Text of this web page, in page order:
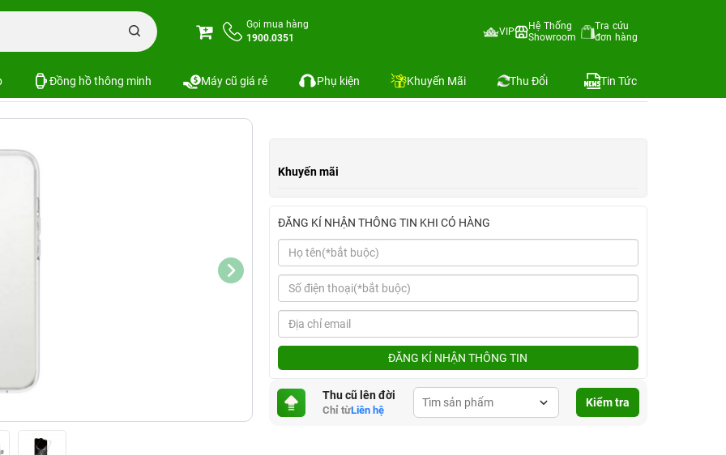
Gọi mua hàng
1900.0351
VIP
Hệ Thống
Showroom
Tra cứu
đơn hàng
Đồng hồ thông minh Máy cũ giá rẻ Phụ kiện Khuyến Mãi Thu Đổi Tin Tức
Combo phụ kiện iPhone 13 Series Combo iPhone 13 Pro Max (Cốc 20W INNOSTYLE+Dán KINGBULL+Ốp MIPOW)
KINGBULL+Ốp MIPOW)
Khuyến mãi
ĐĂNG KÍ NHẬN THÔNG TIN KHI CÓ HÀNG
ĐĂNG KÍ NHẬN THÔNG TIN
Thu cũ lên đời
Chỉ từLiên hệ
Kiểm tra